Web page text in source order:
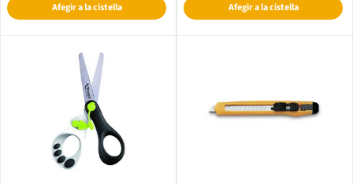
Afegir a la cistella Afegir a la cistella